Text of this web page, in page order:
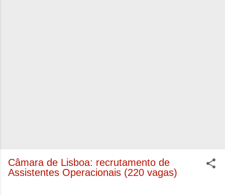
Câmara de Lisboa: recrutamento de
Assistentes Operacionais (220 vagas)